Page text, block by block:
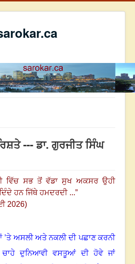
no members online
ਇਸ ਹਫਤੇ
--- ਡਾ. ਗੁਰਜੀਤ ਸਿੰਘ
ਵਿੱਚ ਸਭ ਤੋਂ ਵੱਡਾ ਸੁਖ ਅਕਸਰ ਉਹੀ
ਹਨ ਜਿੱਥੇ ਹਮਦਰਦੀ ...”
2026)
’ਤੇ ਅਸਲੀ ਅਤੇ ਨਕਲੀ ਦੀ ਪਛਾਣ ਕਰਨੀ
ਦੁਨਿਆਵੀ ਵਸਤੂਆਂ ਦੀ ਹੋਵੇ ਜਾਂ